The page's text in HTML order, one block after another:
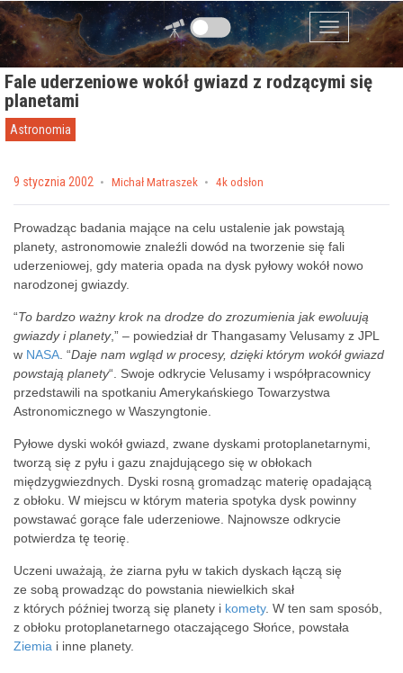
Przejdź do zawartości
Menu
Fale uderzeniowe wokół gwiazd z rodzącymi się
planetami
Astronomia
Posted on
9 stycznia 2002 by Michał Matraszek 4k odsłon
Prowadząc badania mające na celu ustalenie jak powstają
planety, astronomowie znaleźli dowód na tworzenie się fali
uderzeniowej, gdy materia opada na dysk pyłowy wokół nowo
narodzonej gwiazdy.
“To bardzo ważny krok na drodze do zrozumienia jak ewoluują
gwiazdy i planety,” – powiedział dr Thangasamy Velusamy z JPL
w NASA . “Daje nam wgląd w procesy, dzięki którym wokół gwiazd
powstają planety“. Swoje odkrycie Velusamy i współpracownicy
przedstawili na spotkaniu Amerykańskiego Towarzystwa
Astronomicznego w Waszyngtonie.
Pyłowe dyski wokół gwiazd, zwane dyskami protoplanetarnymi,
tworzą się z pyłu i gazu znajdującego się w obłokach
międzygwiezdnych. Dyski rosną gromadząc materię opadającą
z obłoku. W miejscu w którym materia spotyka dysk powinny
powstawać gorące fale uderzeniowe. Najnowsze odkrycie
potwierdza tę teorię.
Uczeni uważają, że ziarna pyłu w takich dyskach łączą się
ze sobą prowadząc do powstania niewielkich skał
z których później tworzą się planety i komety. W ten sam sposób,
z obłoku protoplanetarnego otaczającego Słońce, powstała
Ziemia i inne planety.